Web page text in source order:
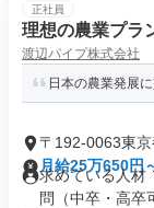
正社員
理想の農業プラ
渡辺パイプ株式会社
日本の農業発展
〒192-0063東
月給25万650円
求めている人材
問（中卒・高卒